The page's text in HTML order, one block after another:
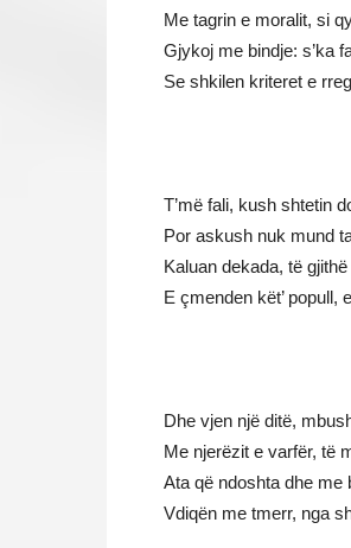
Me tagrin e moralit, si
Gjykoj me bindje: s’ka
Se shkilen kriteret e
T’më fali, kush shtetin
Por askush nuk mund
Kaluan dekada, të
E çmenden kët’ popull,
Dhe vjen një ditë,
Me njerëzit e varfër, të
Ata që ndoshta dhe me
Vdiqën me tmerr, nga